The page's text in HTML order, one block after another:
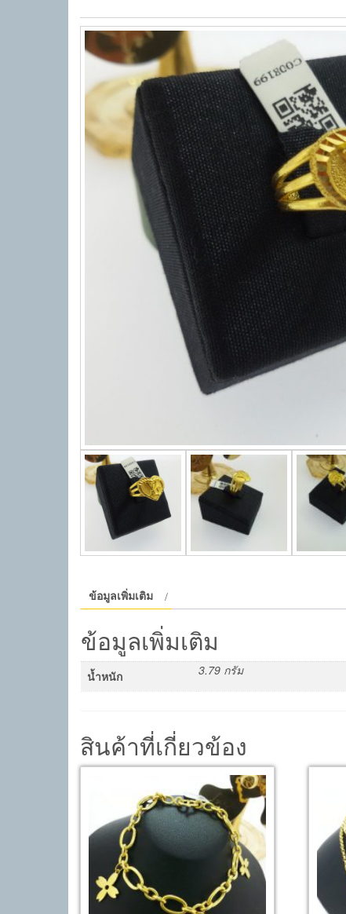
ข้อมูลเพิ่มเติม
ข้อมูลเพิ่มเติม
น้ำหนัก 3.79 กรัม
สินค้าที่เกี่ยวข้อง